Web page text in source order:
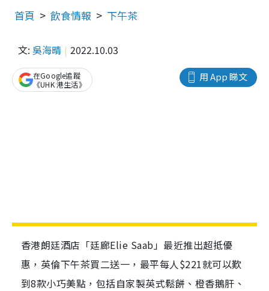
首頁 飲食情報 下午茶
文: 吳海晴 2022.10.03
用 App 睇文
在Google追蹤
《UHK 港生活》
香港朗廷酒店「廷廊Elie Saab」最近推出超抵優
惠，英倫下午茶買二送一，最平每人$221就可以歎
到8款小巧美點，包括自家製英式鬆餅、橙香鵝肝、